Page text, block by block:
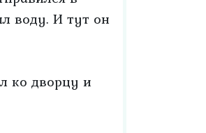
воду. И тут он
ко дворцу и